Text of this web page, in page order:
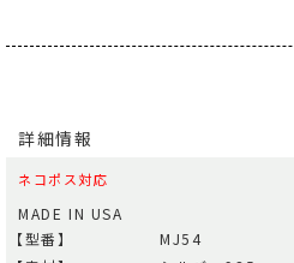
詳細情報
ネコポス対応
MADE IN USA
【型番】
MJ54